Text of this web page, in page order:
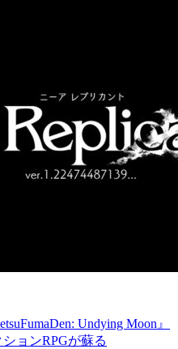
Undying Moon』
ョンRPGが蘇る